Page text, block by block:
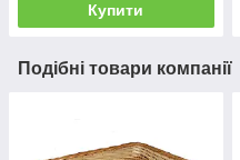
Купити
Подібні товари компанії